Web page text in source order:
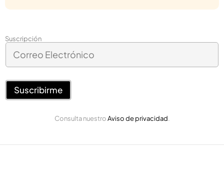
Suscripción
C
e
*
c
C
r
r
o
c
Suscribirme
Consulta nuestroAviso de privacidad.